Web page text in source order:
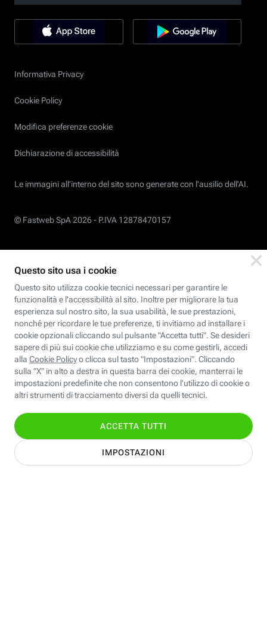
Informativa Privacy
Cookie Policy
Modifica preferenze cookie
Dichiarazione di accessibilità
Le immagini all’interno del sito sono generate con l'ausilio dell'AI.
© Fastweb SpA 2026 - P.IVA 12878470157